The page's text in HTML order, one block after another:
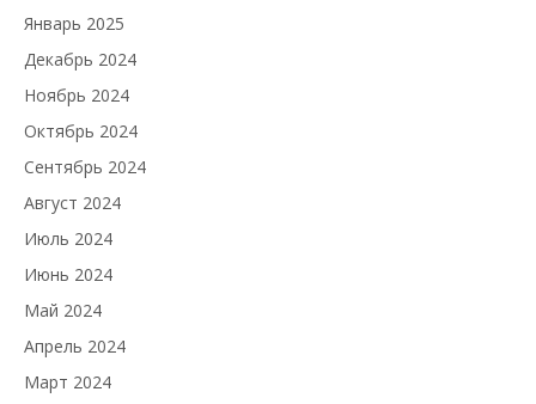
Январь 2025
Декабрь 2024
Ноябрь 2024
Октябрь 2024
Сентябрь 2024
Август 2024
Июль 2024
Июнь 2024
Май 2024
Апрель 2024
Март 2024